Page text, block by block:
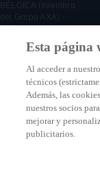
BÉLGICA (miembro
del Grupo AXA) -
Régent 7, 1000
Bruselas, Bélgica –
Sucursal belga de
ASSISTANCE SA,
empresa de
seguros registrada
en Francia bajo el
número: 316 139
Esta página
Al acceder a
técnicos
Además, las
nuestros socios
mejorar y
publicitarios.